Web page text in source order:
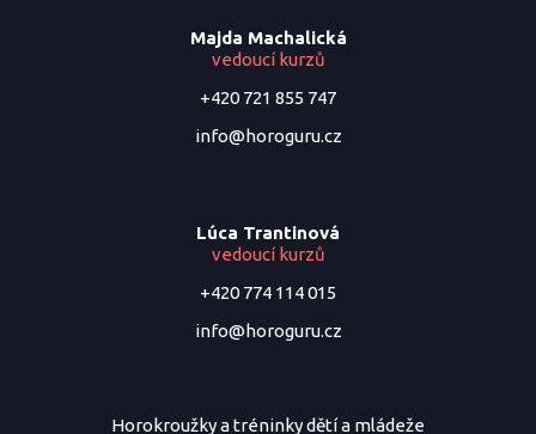
Majda Machalická
vedoucí kurzů
+420 721 855 747
info@horoguru.cz
Lúca Trantinová
vedoucí kurzů
+420 774 114 015
info@horoguru.cz
Horokroužky a tréninky dětí a mládeže